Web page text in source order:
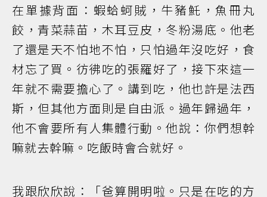
在單據背面：蝦蛤蚵賊，牛豬魠，魚冊丸
餃，青菜蒜苗，木耳豆皮，冬粉湯底。他老
了還是天不怕地不怕，只怕過年沒吃好，食
材忘了買。彷彿吃的張羅好了，接下來這一
年就不需要擔心了。講到吃，他也許是法西
斯，但其他方面則是自由派。過年歸過年，
他不會要所有人集體行動。他說：你們想幹
嘛就去幹嘛。吃飯時會合就好。
我跟欣欣說：「爸算開明啦。只是在吃的方